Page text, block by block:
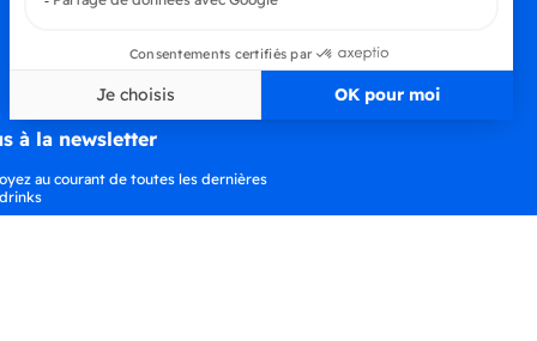
à la newsletter
au courant de toutes les dernières